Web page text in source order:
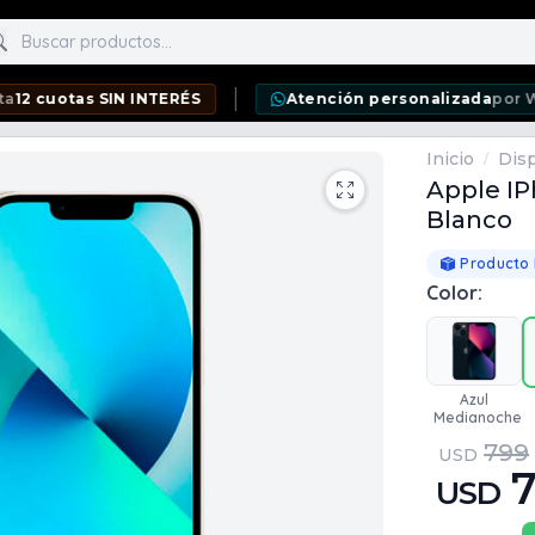
productos
INTERÉS Atención personalizadapor WhatsApp
Inicio /
Apple
Blanco
Producto
Color:
Azul
Medianoche
USD 799
USD